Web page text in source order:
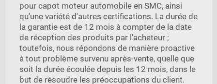
pour capot moteur automobile en SMC, ainsi
qu'une variété d'autres certifications. La durée de
la garantie est de 12 mois à compter de la date
de réception des produits par l'acheteur ;
toutefois, nous répondons de manière proactive
à tout problème survenu après-vente, quelle que
soit la durée écoulée depuis les 12 mois, dans le
but de résoudre les préoccupations du client.